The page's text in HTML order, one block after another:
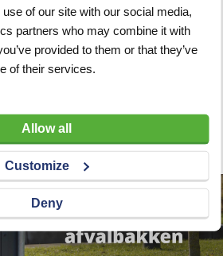
of our site with our social media,
partners who may combine it with
provided to them or that they’ve
of their services.
Allow all
Customize
Deny